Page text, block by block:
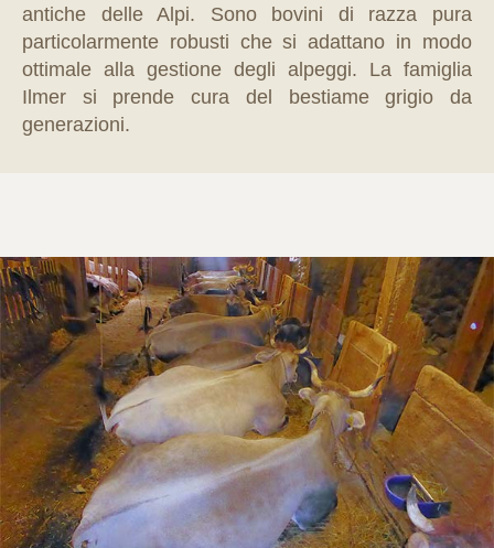
antiche delle Alpi. Sono bovini di razza pura
particolarmente robusti che si adattano in modo
ottimale alla gestione degli alpeggi. La famiglia
Ilmer si prende cura del bestiame grigio da
generazioni.